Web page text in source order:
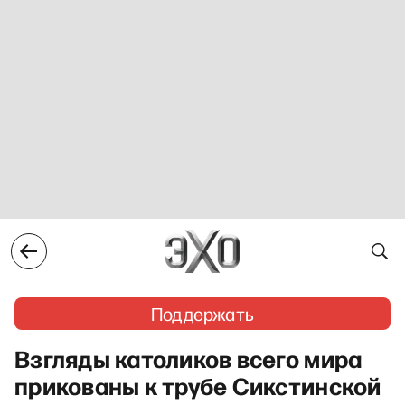
Поддержать
Взгляды католиков всего мира
прикованы к трубе Сикстинской